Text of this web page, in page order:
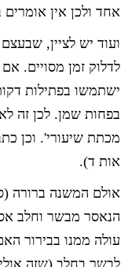
אחד ולכן אין
ועוד יש לציין,
לדלוק זמן מסויים.
ישתמשו בפתילות
בפחות שמן. לכן זה
מכתת שיעורי'. וכן
אות ד).
אולם המשנה ברורה
הנאסר מבשר וחלב
עולה ממנו בבירור
לבשר בחלב (שזה